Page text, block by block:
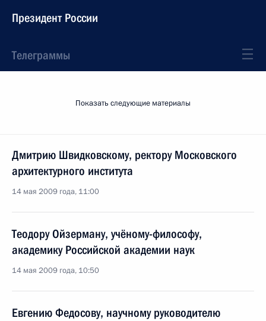
Президент России
Телеграммы
Показать следующие материалы
Дмитрию Швидковскому, ректору Московского
архитектурного института
14 мая 2009 года, 11:00
Теодору Ойзерману, учёному-философу,
академику Российской академии наук
14 мая 2009 года, 10:50
Евгению Федосову, научному руководителю